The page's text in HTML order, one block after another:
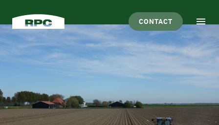
CONTACT